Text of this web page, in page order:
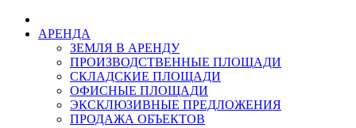
АРЕНДА
ЗЕМЛЯ В АРЕНДУ
ПРОИЗВОДСТВЕННЫЕ ПЛОЩАДИ
СКЛАДСКИЕ ПЛОЩАДИ
ОФИСНЫЕ ПЛОЩАДИ
ЭКСКЛЮЗИВНЫЕ ПРЕДЛОЖЕНИЯ
ПРОДАЖА ОБЪЕКТОВ